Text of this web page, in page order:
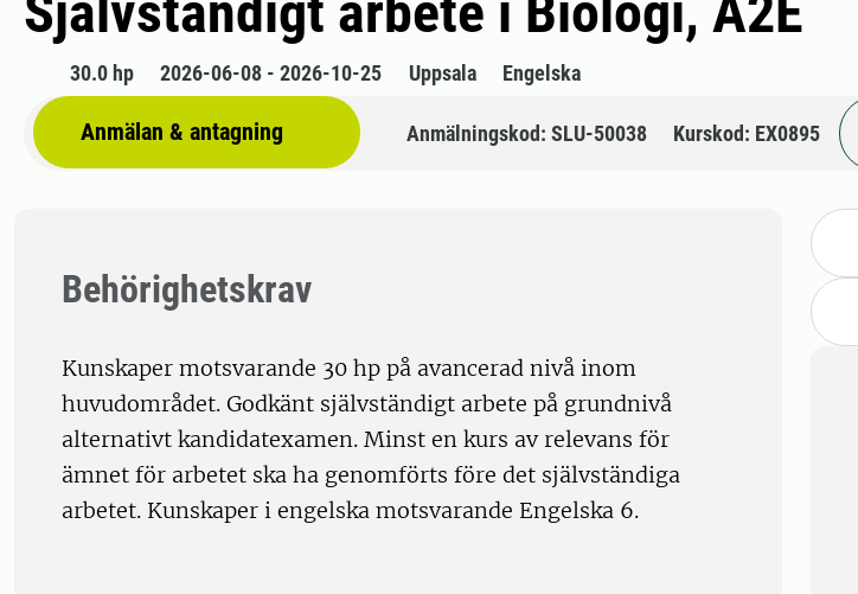
30.0 hp 2026-06-08 - 2026-10-25 Uppsala Engelska
Anmälan & antagning Anmälningskod: SLU-50038 Kurskod: EX0895
Behörighetskrav
Kunskaper motsvarande 30 hp på avancerad nivå inom
huvudområdet. Godkänt självständigt arbete på grundnivå
alternativt kandidatexamen. Minst en kurs av relevans för
ämnet för arbetet ska ha genomförts före det självständiga
arbetet. Kunskaper i engelska motsvarande Engelska 6.